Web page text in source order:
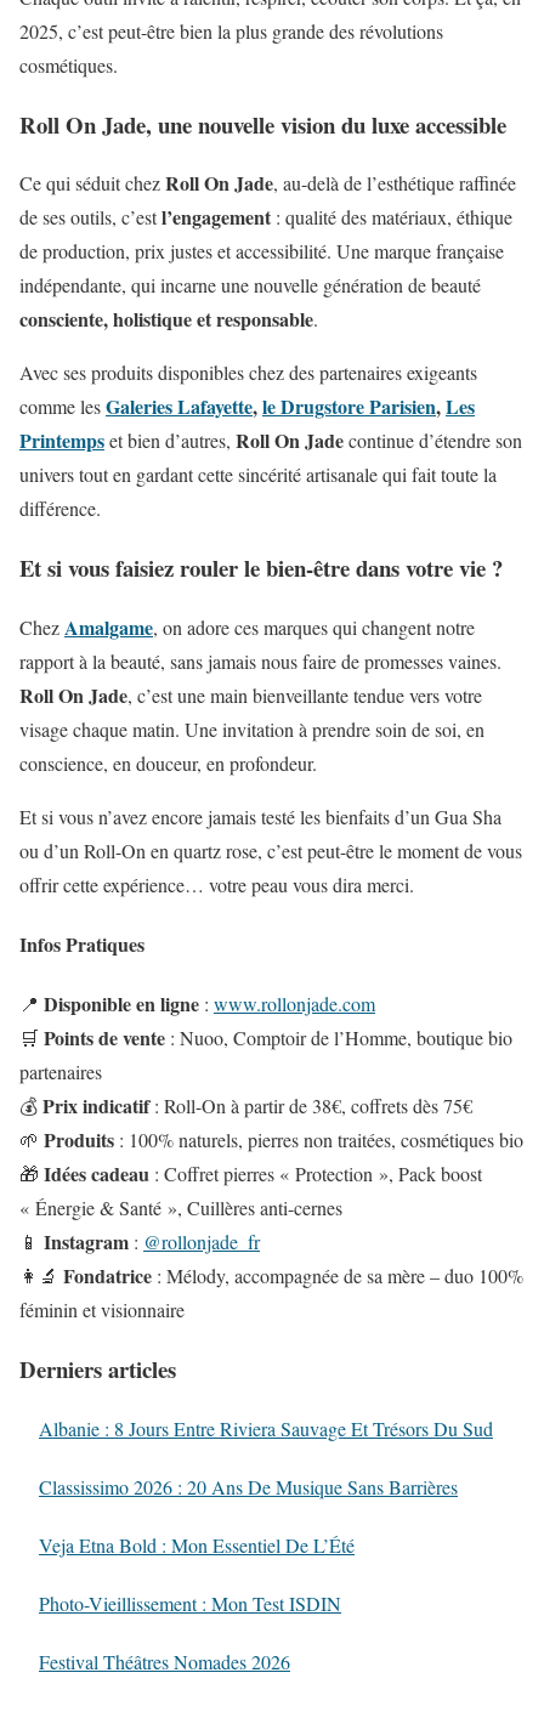
2025, c’est peut-être bien la plus grande des révolutions
cosmétiques.
Roll On Jade, une nouvelle vision du luxe accessible
Ce qui séduit chezRoll On Jade, au-delà de l’esthétique raffinée
de ses outils, c’estl’engagement : qualité des matériaux, éthique
de production, prix justes et accessibilité. Une marque française
indépendante, qui incarne une nouvelle génération de beauté
consciente, holistique et responsable.
Avec ses produits disponibles chez des partenaires exigeants
comme lesGaleries Lafayette,le Drugstore Parisien,Les
Printempset bien d’autres, Roll On Jadecontinue d’étendre son
univers tout en gardant cette sincérité artisanale qui fait toute la
différence.
Et si vous faisiez rouler le bien-être dans votre vie ?
ChezAmalgame, on adore ces marques qui changent notre
rapport à la beauté, sans jamais nous faire de promesses vaines.
Roll On Jade, c’est une main bienveillante tendue vers votre
visage chaque matin. Une invitation à prendre soin de soi, en
conscience, en douceur, en profondeur.
Et si vous n’avez encore jamais testé les bienfaits d’un Gua Sha
ou d’un Roll-On en quartz rose, c’est peut-être le moment de vous
offrir cette expérience… votre peau vous dira merci.
Infos Pratiques
📍 Disponible en ligne : www.rollonjade.com
🛒 Points de vente : Nuoo, Comptoir de l’Homme, boutique bio
partenaires
💰Prix indicatif: Roll-On à partir de 38€, coffrets dès 75€
🌱 Produits : 100% naturels, pierres non traitées, cosmétiques bio
🎁 Idées cadeau : Coffret pierres « Protection », Pack boost
« Énergie & Santé », Cuillères anti-cernes
📱 Instagram : @rollonjade_fr
👩‍🔬 Fondatrice : Mélody, accompagnée de sa mère – duo 100%
féminin et visionnaire
Derniers articles
Albanie : 8 Jours Entre Riviera Sauvage Et Trésors Du Sud
Classissimo 2026 : 20 Ans De Musique Sans Barrières
Veja Etna Bold : Mon Essentiel De L’Été
Photo-Vieillissement : Mon Test ISDIN
Festival Théâtres Nomades 2026